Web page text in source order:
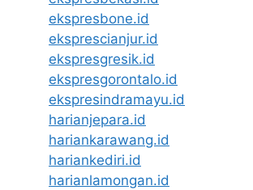
ekspresbone.id
eksprescianjur.id
ekspresgresik.id
ekspresgorontalo.id
ekspresindramayu.id
harianjepara.id
hariankarawang.id
hariankediri.id
harianlamongan.id